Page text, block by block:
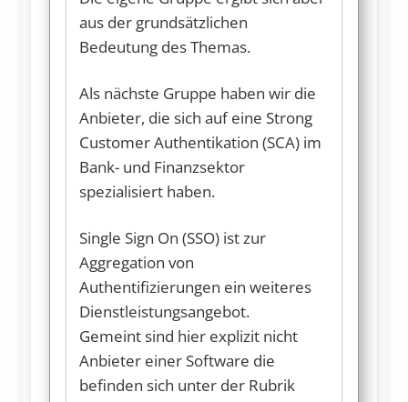
aus der grundsätzlichen
Bedeutung des Themas.
Als nächste Gruppe haben wir die
Anbieter, die sich auf eine Strong
Customer Authentikation (SCA) im
Bank- und Finanzsektor
spezialisiert haben.
Single Sign On (SSO) ist zur
Aggregation von
Authentifizierungen ein weiteres
Dienstleistungsangebot.
Gemeint sind hier explizit nicht
Anbieter einer Software die
befinden sich unter der Rubrik